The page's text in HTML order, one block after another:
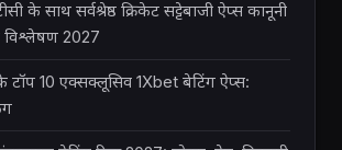
के साथ सर्वश्रेष्ठ क्रिकेट सट्टेबाजी ऐप्स कानूनी
विश्लेषण 2027
टॉप 10 एक्सक्लूसिव 1Xbet बेटिंग ऐप्स: